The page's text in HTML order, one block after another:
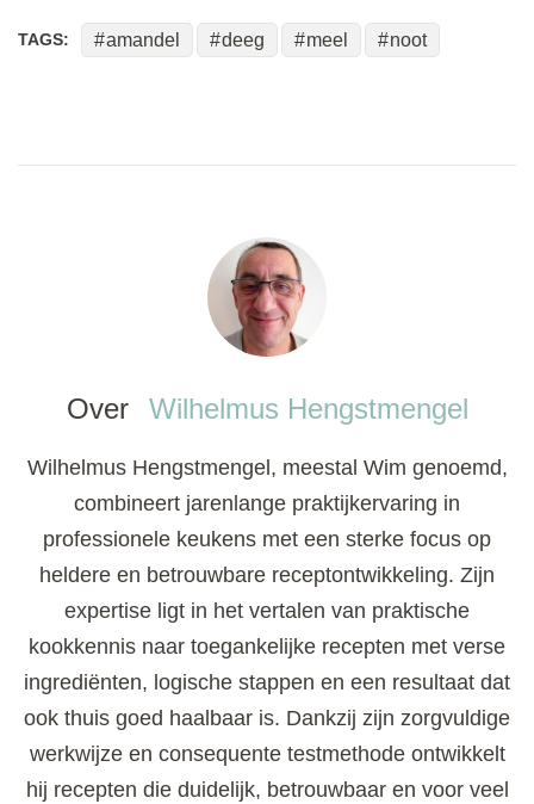
TAGS: amandel deeg meel noot
Over Wilhelmus Hengstmengel
Wilhelmus Hengstmengel, meestal Wim genoemd,
combineert jarenlange praktijkervaring in
professionele keukens met een sterke focus op
heldere en betrouwbare receptontwikkeling. Zijn
expertise ligt in het vertalen van praktische
kookkennis naar toegankelijke recepten met verse
ingrediënten, logische stappen en een resultaat dat
ook thuis goed haalbaar is. Dankzij zijn zorgvuldige
werkwijze en consequente testmethode ontwikkelt
hij recepten die duidelijk, betrouwbaar en voor veel